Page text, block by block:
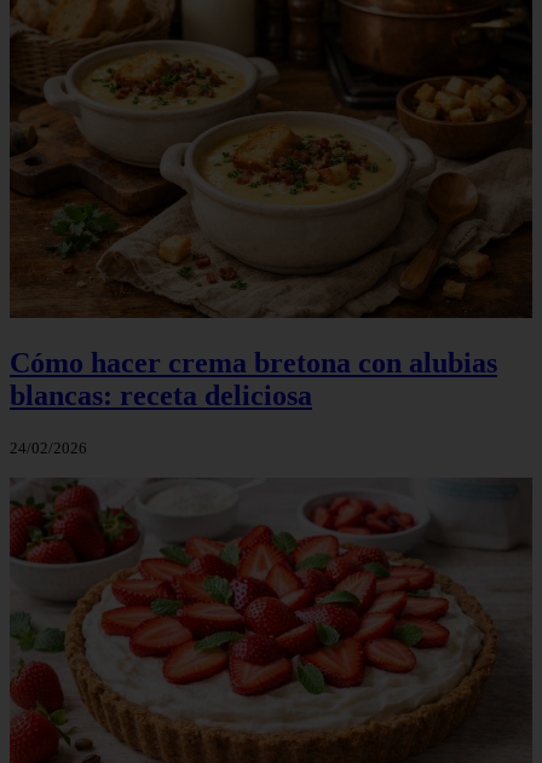
Cómo hacer crema bretona con alubias
blancas: receta deliciosa
24/02/2026